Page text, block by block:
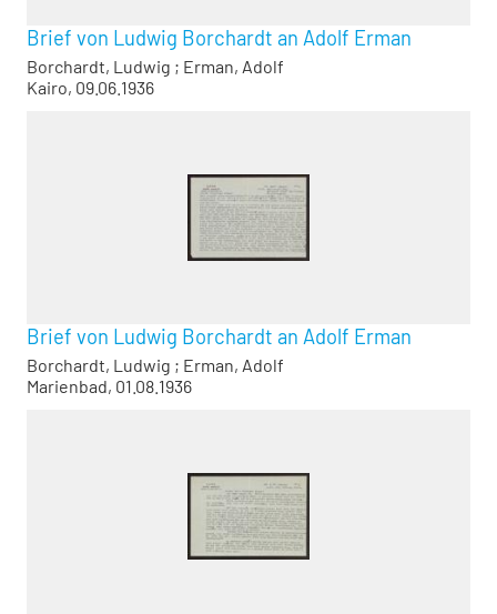
Brief von Ludwig Borchardt an Adolf Erman
Borchardt, Ludwig ; Erman, Adolf
Kairo, 09.06.1936
Brief von Ludwig Borchardt an Adolf Erman
Borchardt, Ludwig ; Erman, Adolf
Marienbad, 01.08.1936